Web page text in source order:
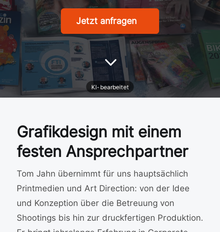
Jetzt anfragen
3
Grafikdesign mit einem
festen Ansprechpartner
Tom Jahn übernimmt für uns hauptsächlich
Printmedien und Art Direction: von der Idee
und Konzeption über die Betreuung von
Shootings bis hin zur druckfertigen Produktion.